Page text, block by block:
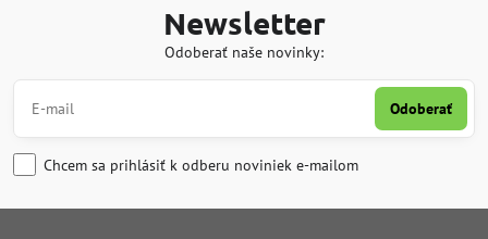
Newsletter
Odoberať naše novinky:
Odoberať
Chcem sa prihlásiť k odberu noviniek e-mailom